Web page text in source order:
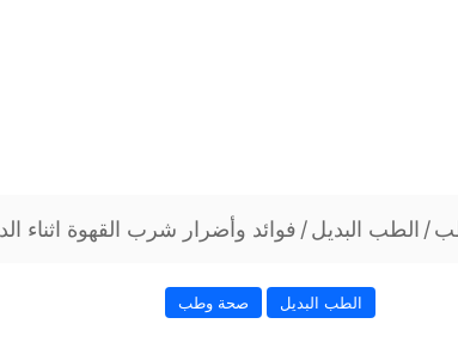
/ الطب البديل / فوائد وأضرار شرب القهوة اثناء
الطب البديل صحة وطب